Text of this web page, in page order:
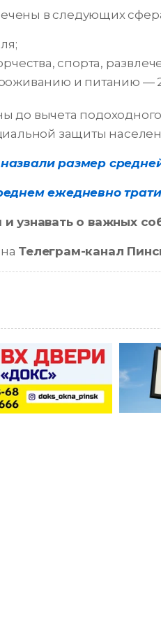
в следующих
спорта,
и питанию —
вычета подоходного
защиты
размер
ежедневно
и узнавать о важных
Телеграм-канал